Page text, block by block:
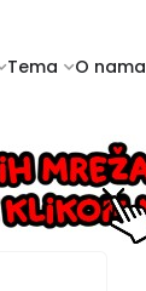
Tema O nama